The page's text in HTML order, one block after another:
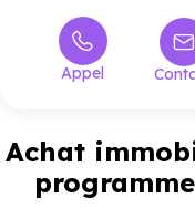
Appel
Achat